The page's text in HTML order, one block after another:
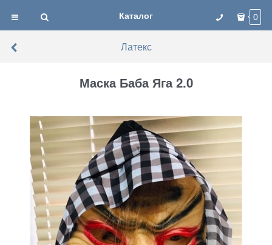
Каталог 0
Латекс
Маска Баба Яга 2.0